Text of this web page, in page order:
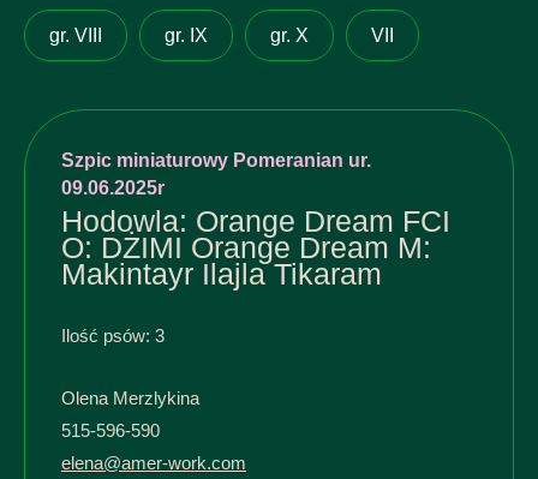
gr. VIII gr. IX gr. X VII
Szpic miniaturowy Pomeranian ur.
09.06.2025r
Hodowla: Orange Dream FCI
O: DŻIMI Orange Dream M:
Makintayr Ilajla Tikaram
Ilość psów: 3
Olena Merzlykina
515-596-590
elena@amer-work.com